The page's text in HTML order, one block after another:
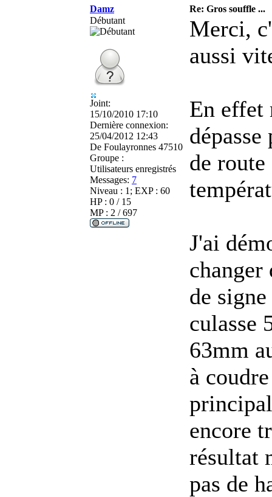
Damz
Re: Gros souffle ...
Débutant
Joint:
15/10/2010 17:10
Dernière connexion:
25/04/2012 12:43
De Foulayronnes 47510
Groupe :
Utilisateurs enregistrés
Messages: 7
Niveau : 1; EXP : 60
HP : 0 / 15
MP : 2 / 697
Merci,
aussi
En effet
de
J'ai
changer
de
culasse
63mm
à
encore
résultat
pas de